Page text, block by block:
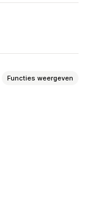
Functies weergeven